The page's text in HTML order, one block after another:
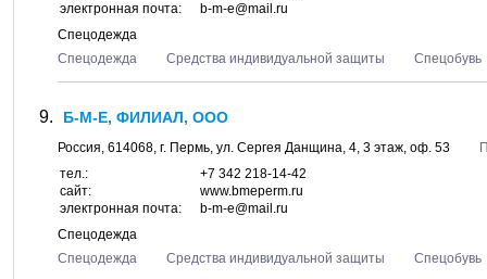
электронная почта:
b-m-e@mail.ru
Спецодежда
Спецодежда
Средства индивидуальной защиты Спецобувь
Б-М-Е, ФИЛИАЛ, ООО
Россия, 614068, г. Пермь, ул. Сергея Данщина, 4, 3 этаж, оф. 53
тел.:
+7 342 218-14-42
сайт:
www.bmeperm.ru
электронная почта:
b-m-e@mail.ru
Спецодежда
Спецодежда
Средства индивидуальной защиты Спецобувь